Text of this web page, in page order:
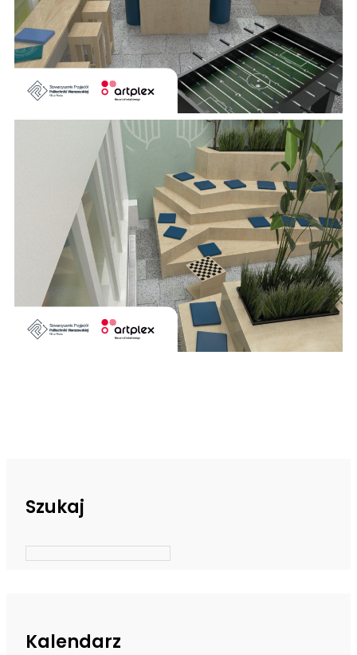
Szukaj
Kalendarz